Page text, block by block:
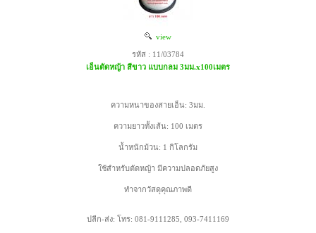
view
รหัส : 11/03784
เอ็นตัดหญ้า สีขาว แบบกลม 3มม.x100เมตร
ความหนาของสายเอ็น: 3มม.
ความยาวทั้งเส้น: 100 เมตร
น้ำหนักม้วน: 1 กิโลกรัม
ใช้สำหรับตัดหญ้า มีความปลอดภัยสูง
ทำจากวัสดุคุณภาพดี
ปลีก-ส่ง: โทร: 081-9111285, 093-7411169